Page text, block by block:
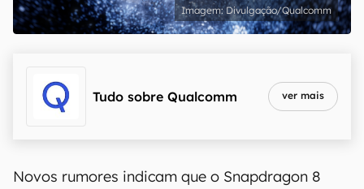
Divulgação/Qualcomm
Tudo sobre Qualcomm ver mais
Novos rumores indicam que o Snapdragon 8